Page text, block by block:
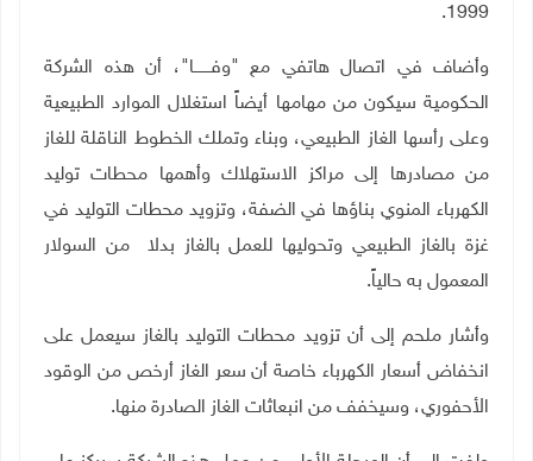
1999.
وأضاف في اتصال هاتفي مع "وفـــــــا"، أن هذه الشركة
الحكومية سيكون من مهامها أيضاً استغلال الموارد الطبيعية
وعلى رأسها الغاز الطبيعي، وبناء وتملك الخطوط الناقلة للغاز
من مصادرها إلى مراكز الاستهلاك وأهمها محطات توليد
الكهرباء المنوي بناؤها في الضفة، وتزويد محطات التوليد في
غزة بالغاز الطبيعي وتحوليها للعمل بالغاز بدلا من السولار
المعمول به حالياً.
وأشار ملحم إلى أن تزويد محطات التوليد بالغاز سيعمل على
انخفاض أسعار الكهرباء خاصة أن سعر الغاز أرخص من الوقود
الأحفوري، وسيخفف من انبعاثات الغاز الصادرة منها.